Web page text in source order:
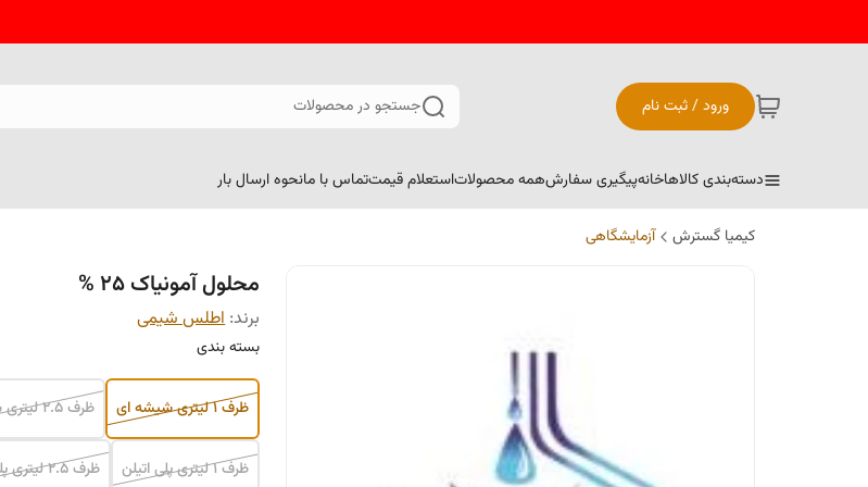
ورود / ثبت نام جستجو در محصولات
دسته‌بندی کالاهاخانهپیگیری سفارشهمه محصولاتاستعلام قیمتتماس با مانحوه ارسال بار
کیمیا گسترش آزمایشگاهی
محلول آمونیاک 25 %
برند:اطلس شیمی
بسته بندی
ظرف 1 لیتری شیشه ای ظرف 2.5 لیتری شیشه ای
ظرف 1 لیتری پلی اتیلن ظرف 2.5 لیتری پلی اتیلن